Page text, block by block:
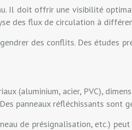
Il doit offrir une visibilité
des flux de circulation à
des conflits. Des études
(aluminium, acier, PVC),
panneaux réfléchissants
de présignalisation, etc.)